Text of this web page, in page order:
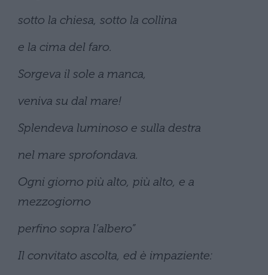
sotto la chiesa, sotto la collina
e la cima del faro.
Sorgeva il sole a manca,
veniva su dal mare!
Splendeva luminoso e sulla destra
nel mare sprofondava.
Ogni giorno più alto, più alto, e a
mezzogiorno
perfino sopra l’albero”
Il convitato ascolta, ed è impaziente: